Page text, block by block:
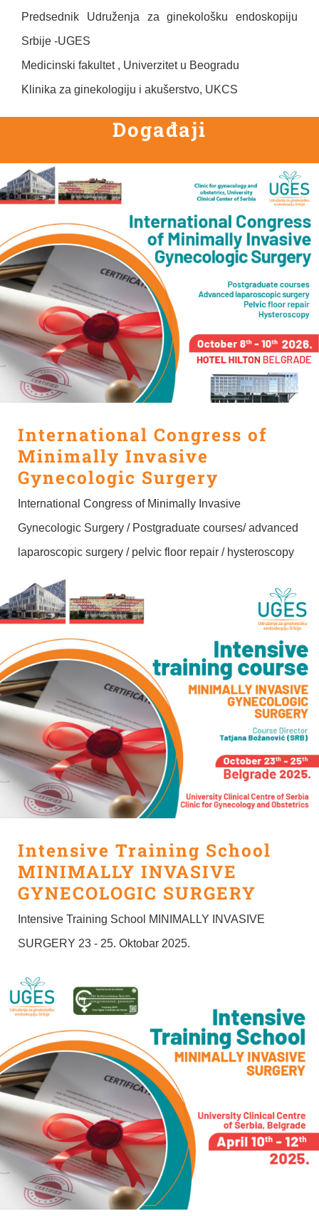
Predsednik Udruženja za ginekološku endoskopiju
Srbije -UGES
Medicinski fakultet , Univerzitet u Beogradu
Klinika za ginekologiju i akušerstvo, UKCS
Događaji
International Congress of
Minimally Invasive
Gynecologic Surgery
International Congress of Minimally Invasive
Gynecologic Surgery / Postgraduate courses/ advanced
laparoscopic surgery / pelvic floor repair / hysteroscopy
Intensive Training School
MINIMALLY INVASIVE
GYNECOLOGIC SURGERY
Intensive Training School MINIMALLY INVASIVE
SURGERY 23 - 25. Oktobar 2025.